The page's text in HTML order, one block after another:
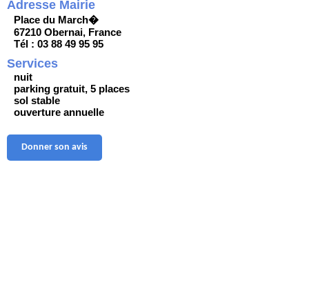
Adresse Mairie
Place du March�
67210 Obernai, France
Tél : 03 88 49 95 95
Services
nuit
parking gratuit, 5 places
sol stable
ouverture annuelle
Donner son avis